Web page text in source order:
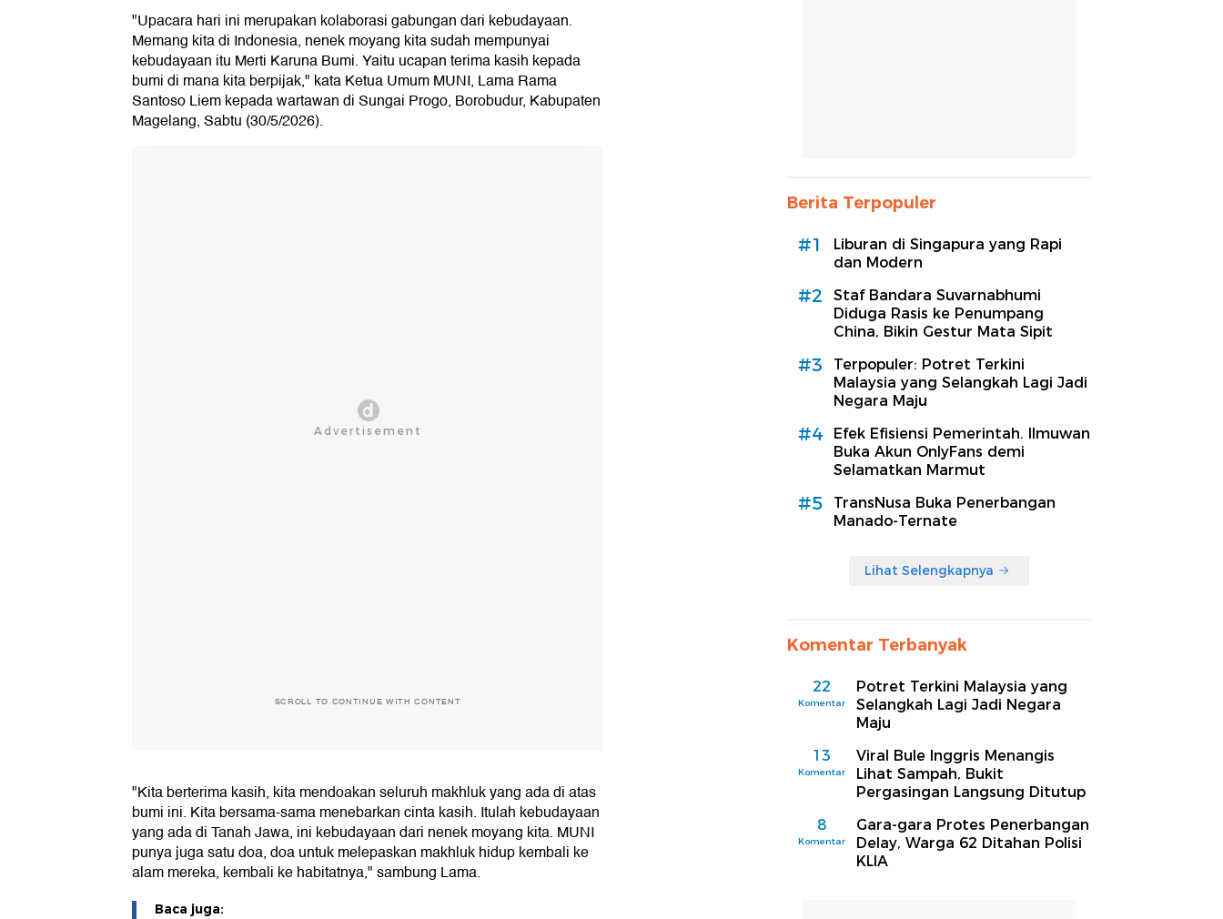
"Upacara hari ini merupakan kolaborasi gabungan dari kebudayaan.
Memang kita di Indonesia, nenek moyang kita sudah mempunyai
kebudayaan itu Merti Karuna Bumi. Yaitu ucapan terima kasih kepada
bumi di mana kita berpijak," kata Ketua Umum MUNI, Lama Rama
Santoso Liem kepada wartawan di Sungai Progo, Borobudur, Kabupaten
Magelang, Sabtu (30/5/2026).
SCROLL TO CONTINUE WITH CONTENT
"Kita berterima kasih, kita mendoakan seluruh makhluk yang ada di atas
bumi ini. Kita bersama-sama menebarkan cinta kasih. Itulah kebudayaan
yang ada di Tanah Jawa, ini kebudayaan dari nenek moyang kita. MUNI
punya juga satu doa, doa untuk melepaskan makhluk hidup kembali ke
alam mereka, kembali ke habitatnya," sambung Lama.
Baca juga:
Berita Terpopuler
#1
Liburan di Singapura yang Rapi
dan Modern
#2
Staf Bandara Suvarnabhumi
Diduga Rasis ke Penumpang
China, Bikin Gestur Mata Sipit
#3
Terpopuler: Potret Terkini
Malaysia yang Selangkah Lagi Jadi
Negara Maju
#4
Efek Efisiensi Pemerintah. Ilmuwan
Buka Akun OnlyFans demi
Selamatkan Marmut
#5
TransNusa Buka Penerbangan
Manado-Ternate
Lihat Selengkapnya
Komentar Terbanyak
22
Komentar
Potret Terkini Malaysia yang
Selangkah Lagi Jadi Negara
Maju
13
Komentar
Viral Bule Inggris Menangis
Lihat Sampah, Bukit
Pergasingan Langsung Ditutup
8
Komentar
Gara-gara Protes Penerbangan
Delay, Warga 62 Ditahan Polisi
KLIA